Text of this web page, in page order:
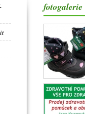
fotogalerie